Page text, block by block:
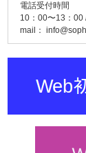
電話受付時間
10：00〜13：00
mail：